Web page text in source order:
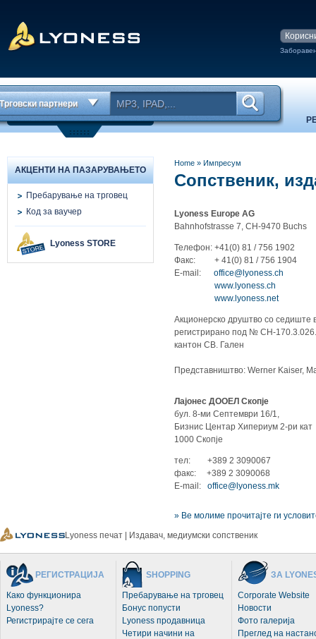
Трговски партнери
АКЦЕНТИ НА ПАЗАРУВАЊЕТО
Пребарување на трговец
Код за ваучер
Lyoness STORE
Home» Импресум
Сопственик,
Lyoness Europe AG
Bahnhofstrasse 7, CH-9470 Buchs
Телефон: +41(0) 81 / 756 1902
Факс: + 41(0) 81 / 756 1904
E-mail: office@lyoness.ch
www.lyoness.ch
www.lyoness.net
Акционерско друштво со седиште
регистрирано под № СН-
кантон СВ. Гален
Представништво: Werner Kaiser,
Лајонес ДООЕЛ Скопје
бул. 8-ми Септември 16/1,
Бизнис Центар Хипериум 2-ри кат
1000 Скопје
тел: +389 2 3090067
факс: +389 2 3090068
E-mail: office@lyoness.mk
» Ве молиме прочитајте ги
Lyoness печат | Издавач, медиумски сопственик
РЕГИСТРАЦИЈА
Како функционира
Lyoness?
Регистрирајте се сега
SHOPPING
Пребарување на трговец
Бонус попусти
Lyoness продавница
Четири начини на
ЗА
Corporate Website
Новости
Фото галерија
Преглед на